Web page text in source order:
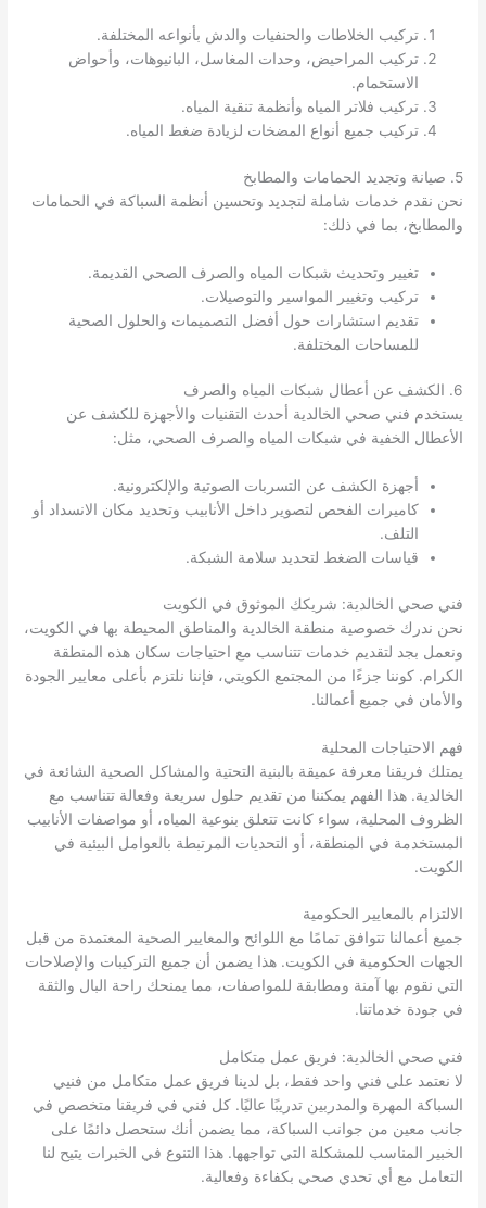
تركيب الخلاطات والحنفيات والدش بأنواعه المختلفة.
تركيب المراحيض، وحدات المغاسل، البانيوهات، وأحواض
الاستحمام.
تركيب فلاتر المياه وأنظمة تنقية المياه.
تركيب جميع أنواع المضخات لزيادة ضغط المياه.
5. صيانة وتجديد الحمامات والمطابخ
نحن نقدم خدمات شاملة لتجديد وتحسين أنظمة السباكة في الحمامات
والمطابخ، بما في ذلك:
تغيير وتحديث شبكات المياه والصرف الصحي القديمة.
تركيب وتغيير المواسير والتوصيلات.
تقديم استشارات حول أفضل التصميمات والحلول الصحية
للمساحات المختلفة.
6. الكشف عن أعطال شبكات المياه والصرف
يستخدم فني صحي الخالدية أحدث التقنيات والأجهزة للكشف عن
الأعطال الخفية في شبكات المياه والصرف الصحي، مثل:
أجهزة الكشف عن التسربات الصوتية والإلكترونية.
كاميرات الفحص لتصوير داخل الأنابيب وتحديد مكان الانسداد أو
التلف.
قياسات الضغط لتحديد سلامة الشبكة.
فني صحي الخالدية: شريكك الموثوق في الكويت
نحن ندرك خصوصية منطقة الخالدية والمناطق المحيطة بها في الكويت،
ونعمل بجد لتقديم خدمات تتناسب مع احتياجات سكان هذه المنطقة
الكرام. كوننا جزءًا من المجتمع الكويتي، فإننا نلتزم بأعلى معايير الجودة
والأمان في جميع أعمالنا.
فهم الاحتياجات المحلية
يمتلك فريقنا معرفة عميقة بالبنية التحتية والمشاكل الصحية الشائعة في
الخالدية. هذا الفهم يمكننا من تقديم حلول سريعة وفعالة تتناسب مع
الظروف المحلية، سواء كانت تتعلق بنوعية المياه، أو مواصفات الأنابيب
المستخدمة في المنطقة، أو التحديات المرتبطة بالعوامل البيئية في
الكويت.
الالتزام بالمعايير الحكومية
جميع أعمالنا تتوافق تمامًا مع اللوائح والمعايير الصحية المعتمدة من قبل
الجهات الحكومية في الكويت. هذا يضمن أن جميع التركيبات والإصلاحات
التي نقوم بها آمنة ومطابقة للمواصفات، مما يمنحك راحة البال والثقة
في جودة خدماتنا.
فني صحي الخالدية: فريق عمل متكامل
لا نعتمد على فني واحد فقط، بل لدينا فريق عمل متكامل من فنيي
السباكة المهرة والمدربين تدريبًا عاليًا. كل فني في فريقنا متخصص في
جانب معين من جوانب السباكة، مما يضمن أنك ستحصل دائمًا على
الخبير المناسب للمشكلة التي تواجهها. هذا التنوع في الخبرات يتيح لنا
التعامل مع أي تحدي صحي بكفاءة وفعالية.